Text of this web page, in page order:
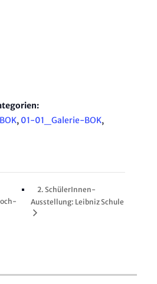
, 01-01_Galerie-BOK,
2. SchülerInnen-
Ausstellung: Leibniz Schule